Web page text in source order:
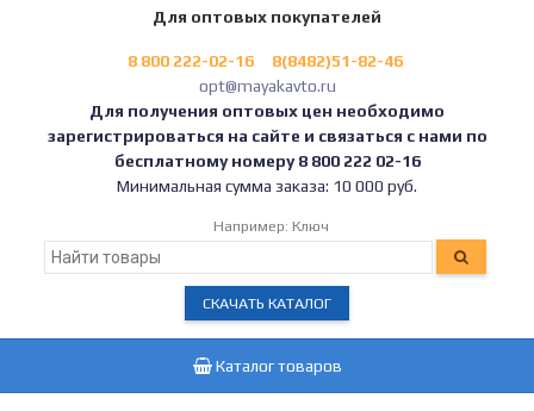
Для оптовых покупателей
8 800 222-02-16
8(8482)51-82-46
opt@mayakavto.ru
Для получения оптовых цен необходимо
зарегистрироваться на сайте и связаться с нами по
бесплатному номеру 8 800 222 02-16
Минимальная сумма заказа: 10 000 руб.
Например: Ключ
СКАЧАТЬ КАТАЛОГ
Каталог товаров